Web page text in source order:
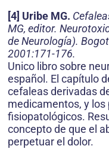
[4] Uribe MG.
MG, editor.
de Neurología).
2001:171-176.
Unico libro sobre
español. El capítulo
cefaleas derivadas
medicamentos, y
fisiopatológicos.
concepto de que el
perpetuar el dolor.